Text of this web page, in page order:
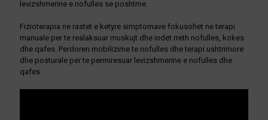
levizshmerine e nofulles se poshtme.
Fizioterapia ne rastet e ketyre simptomave fokusohet ne terapi
manuale per te realaksuar muskujt dhe indet rreth nofulles, kokes
dhe qafes. Perdoren mobilizime te nofulles dhe terapi ushtrimore
dhe posturale per te permiresuar levizshmerine e nofulles dhe
qafes.